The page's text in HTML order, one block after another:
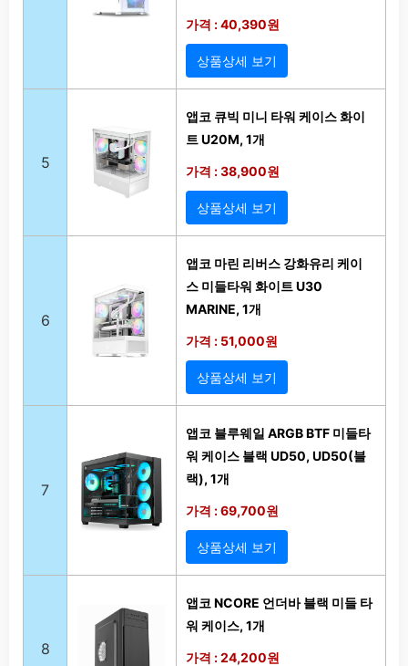
가격 : 40,390원
상품상세 보기
5
앱코 큐빅 미니 타워 케이스 화이
트 U20M, 1개
가격 : 38,900원
상품상세 보기
6
앱코 마린 리버스 강화유리 케이
스 미들타워 화이트 U30
MARINE, 1개
가격 : 51,000원
상품상세 보기
7
앱코 블루웨일 ARGB BTF 미들타
워 케이스 블랙 UD50, UD50(블
랙), 1개
가격 : 69,700원
상품상세 보기
8
앱코 NCORE 언더바 블랙 미들 타
워 케이스, 1개
가격 : 24,200원